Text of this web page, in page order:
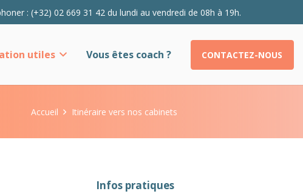
: (+32) 02 669 31 42 du lundi au vendredi de 08h à 19h.
utiles Vous êtes coach ? CONTACTEZ-NOUS
Accueil Itinéraire vers nos cabinets
Infos pratiques